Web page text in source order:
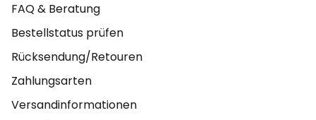
FAQ & Beratung
Bestellstatus prüfen
Rücksendung/Retouren
Zahlungsarten
Versandinformationen